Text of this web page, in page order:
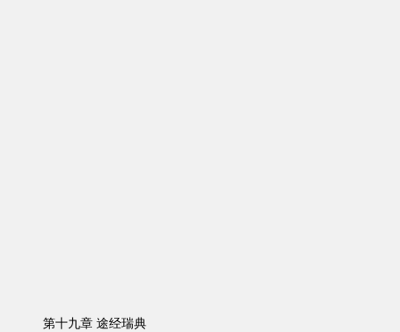
第十九章 途经瑞典